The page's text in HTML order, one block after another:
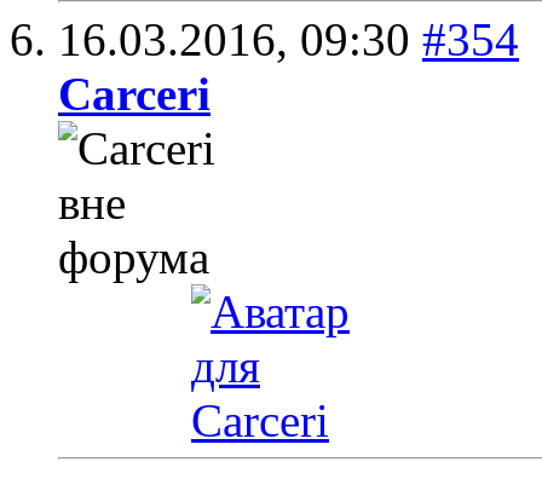
16.03.2016, 09:30 #354
Carceri